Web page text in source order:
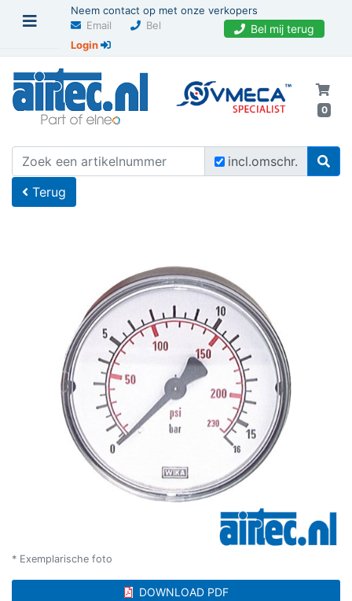
Neem contact op met onze verkopers
Email
Bel Bel mij terug
Login
0
incl.omschr.
U bevindt zich hier Home
Terug
* Exemplarische foto
DOWNLOAD PDF